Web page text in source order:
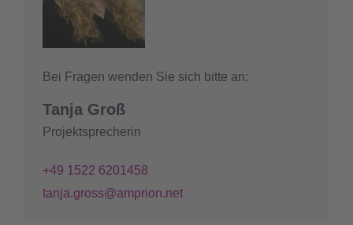
Bei Fragen wenden Sie sich bitte an:
Tanja Groß
Projektsprecherin
+49 1522 6201458
tanja.gross@amprion.net